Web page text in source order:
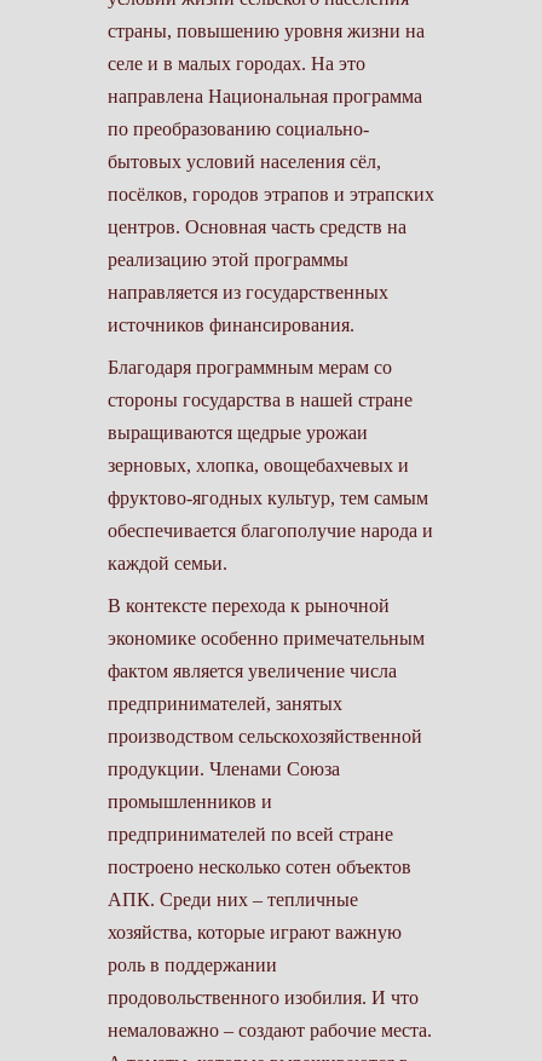
страны, повышению уровня жизни на
селе и в малых городах. На это
направлена Национальная программа
по преобразованию социально-
бытовых условий населения сёл,
посёлков, городов этрапов и этрапских
центров. Основная часть средств на
реа­лизацию этой программы
направляется из государственных
источников финансирования.
Благодаря программным мерам со
стороны государства в нашей стране
выращиваются щедрые урожаи
зерновых, хлопка, овощебахчевых и
фруктово-ягодных культур, тем самым
обеспечивается благополучие народа и
каждой семьи.
В контексте перехода к рыночной
экономике особенно примечательным
фактом является увеличение числа
предпринимателей, занятых
производством сельскохозяйственной
продукции. Членами Союза
промышленников и
предпринимателей по всей стране
построе­но несколько сотен объектов
АПК. Среди них – тепличные
хозяйства, которые играют важную
роль в поддержании
продовольственного изобилия. И что
немаловажно – создают рабочие места.